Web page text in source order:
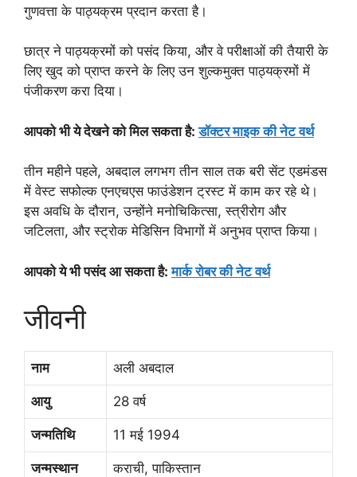
गुणवत्ता के पाठ्यक्रम प्रदान करता है।
छात्र ने पाठ्यक्रमों को पसंद किया, और वे परीक्षाओं की तैयारी के
लिए खुद को प्राप्त करने के लिए उन शुल्कमुक्त पाठ्यक्रमों में
पंजीकरण करा दिया।
आपको भी ये देखने को मिल सकता है:डॉक्टर माइक की नेट वर्थ
तीन महीने पहले, अबदाल लगभग तीन साल तक बरी सेंट एडमंडस
में वेस्ट सफोल्क एनएचएस फाउंडेशन ट्रस्ट में काम कर रहे थे।
इस अवधि के दौरान, उन्होंने मनोचिकित्सा, स्त्रीरोग और
जटिलता, और स्ट्रोक मेडिसिन विभागों में अनुभव प्राप्त किया।
आपको ये भी पसंद आ सकता है:मार्क रोबर की नेट वर्थ
जीवनी
नाम अली अबदाल
आयु 28 वर्ष
जन्मतिथि 11 मई 1994
जन्मस्थान कराची, पाकिस्तान